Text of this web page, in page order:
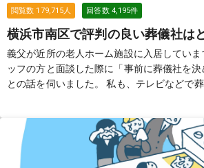
閲覧数 179,715人 回答数 4,195件
横浜市南区で評判の良い葬儀社は
義父が近所の老人ホーム施設に入居しています。 老人ホーム
ッフの方と面談した際に「事前に葬儀社を
との話を伺いました。 私も、テレビなどで葬儀の失敗談を見ると、
事前に葬儀社を把握していた方がいいのか
葬儀社を2〜3社教えていただけませんでし